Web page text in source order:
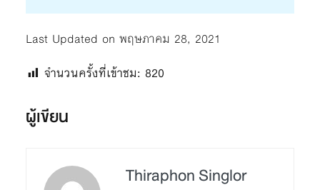
Last Updated on พฤษภาคม 28, 2021
จำนวนครั้งที่เข้าชม: 820
ผู้เขียน
Thiraphon Singlor